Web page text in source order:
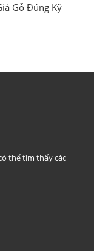
Gỗ Đúng Kỹ
thể tìm thấy các